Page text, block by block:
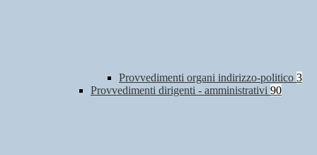
Provvedimenti organi indirizzo-politico 3
Provvedimenti dirigenti - amministrativi 90